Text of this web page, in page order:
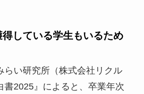
している学生もいるため
らい研究所（株式会社リクル
書2025』によると、卒業年次